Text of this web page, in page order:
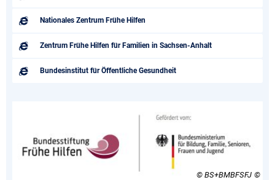
Nationales Zentrum Frühe Hilfen
Zentrum Frühe Hilfen für Familien in Sachsen-Anhalt
Bundesinstitut für Öffentliche Gesundheit
© BS+BMBFSFJ